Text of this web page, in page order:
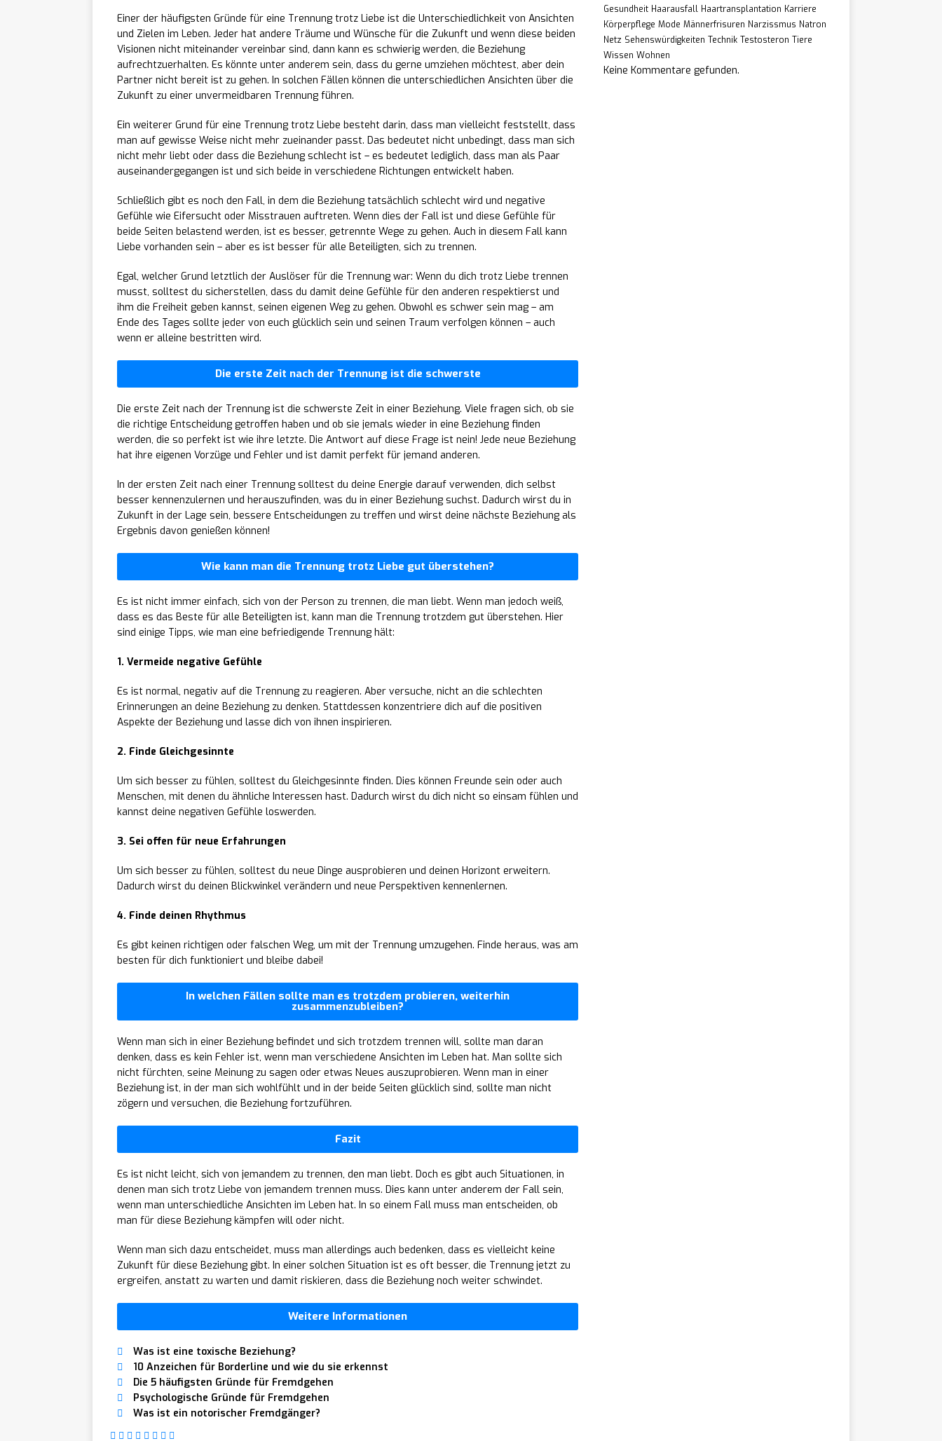
Einer der häufigsten Gründe für eine Trennung trotz Liebe ist die Unterschiedlichkeit von Ansichten
und Zielen im Leben. Jeder hat andere Träume und Wünsche für die Zukunft und wenn diese beiden
Visionen nicht miteinander vereinbar sind, dann kann es schwierig werden, die Beziehung
aufrechtzuerhalten. Es könnte unter anderem sein, dass du gerne umziehen möchtest, aber dein
Partner nicht bereit ist zu gehen. In solchen Fällen können die unterschiedlichen Ansichten über die
Zukunft zu einer unvermeidbaren Trennung führen.
Ein weiterer Grund für eine Trennung trotz Liebe besteht darin, dass man vielleicht feststellt, dass
man auf gewisse Weise nicht mehr zueinander passt. Das bedeutet nicht unbedingt, dass man sich
nicht mehr liebt oder dass die Beziehung schlecht ist – es bedeutet lediglich, dass man als Paar
auseinandergegangen ist und sich beide in verschiedene Richtungen entwickelt haben.
Schließlich gibt es noch den Fall, in dem die Beziehung tatsächlich schlecht wird und negative
Gefühle wie Eifersucht oder Misstrauen auftreten. Wenn dies der Fall ist und diese Gefühle für
beide Seiten belastend werden, ist es besser, getrennte Wege zu gehen. Auch in diesem Fall kann
Liebe vorhanden sein – aber es ist besser für alle Beteiligten, sich zu trennen.
Egal, welcher Grund letztlich der Auslöser für die Trennung war: Wenn du dich trotz Liebe trennen
musst, solltest du sicherstellen, dass du damit deine Gefühle für den anderen respektierst und
ihm die Freiheit geben kannst, seinen eigenen Weg zu gehen. Obwohl es schwer sein mag – am
Ende des Tages sollte jeder von euch glücklich sein und seinen Traum verfolgen können – auch
wenn er alleine bestritten wird.
Die erste Zeit nach der Trennung ist die schwerste
Die erste Zeit nach der Trennung ist die schwerste Zeit in einer Beziehung. Viele fragen sich, ob sie
die richtige Entscheidung getroffen haben und ob sie jemals wieder in eine Beziehung finden
werden, die so perfekt ist wie ihre letzte. Die Antwort auf diese Frage ist nein! Jede neue Beziehung
hat ihre eigenen Vorzüge und Fehler und ist damit perfekt für jemand anderen.
In der ersten Zeit nach einer Trennung solltest du deine Energie darauf verwenden, dich selbst
besser kennenzulernen und herauszufinden, was du in einer Beziehung suchst. Dadurch wirst du in
Zukunft in der Lage sein, bessere Entscheidungen zu treffen und wirst deine nächste Beziehung als
Ergebnis davon genießen können!
Wie kann man die Trennung trotz Liebe gut überstehen?
Es ist nicht immer einfach, sich von der Person zu trennen, die man liebt. Wenn man jedoch weiß,
dass es das Beste für alle Beteiligten ist, kann man die Trennung trotzdem gut überstehen. Hier
sind einige Tipps, wie man eine befriedigende Trennung hält:
1. Vermeide negative Gefühle
Es ist normal, negativ auf die Trennung zu reagieren. Aber versuche, nicht an die schlechten
Erinnerungen an deine Beziehung zu denken. Stattdessen konzentriere dich auf die positiven
Aspekte der Beziehung und lasse dich von ihnen inspirieren.
2. Finde Gleichgesinnte
Um sich besser zu fühlen, solltest du Gleichgesinnte finden. Dies können Freunde sein oder auch
Menschen, mit denen du ähnliche Interessen hast. Dadurch wirst du dich nicht so einsam fühlen und
kannst deine negativen Gefühle loswerden.
3. Sei offen für neue Erfahrungen
Um sich besser zu fühlen, solltest du neue Dinge ausprobieren und deinen Horizont erweitern.
Dadurch wirst du deinen Blickwinkel verändern und neue Perspektiven kennenlernen.
4. Finde deinen Rhythmus
Es gibt keinen richtigen oder falschen Weg, um mit der Trennung umzugehen. Finde heraus, was am
besten für dich funktioniert und bleibe dabei!
In welchen Fällen sollte man es trotzdem probieren, weiterhin
zusammenzubleiben?
Wenn man sich in einer Beziehung befindet und sich trotzdem trennen will, sollte man daran
denken, dass es kein Fehler ist, wenn man verschiedene Ansichten im Leben hat. Man sollte sich
nicht fürchten, seine Meinung zu sagen oder etwas Neues auszuprobieren. Wenn man in einer
Beziehung ist, in der man sich wohlfühlt und in der beide Seiten glücklich sind, sollte man nicht
zögern und versuchen, die Beziehung fortzuführen.
Fazit
Es ist nicht leicht, sich von jemandem zu trennen, den man liebt. Doch es gibt auch Situationen, in
denen man sich trotz Liebe von jemandem trennen muss. Dies kann unter anderem der Fall sein,
wenn man unterschiedliche Ansichten im Leben hat. In so einem Fall muss man entscheiden, ob
man für diese Beziehung kämpfen will oder nicht.
Wenn man sich dazu entscheidet, muss man allerdings auch bedenken, dass es vielleicht keine
Zukunft für diese Beziehung gibt. In einer solchen Situation ist es oft besser, die Trennung jetzt zu
ergreifen, anstatt zu warten und damit riskieren, dass die Beziehung noch weiter schwindet.
Weitere Informationen
Was ist eine toxische Beziehung?
10 Anzeichen für Borderline und wie du sie erkennst
Die 5 häufigsten Gründe für Fremdgehen
Psychologische Gründe für Fremdgehen
Was ist ein notorischer Fremdgänger?
Gesundheit Haarausfall Haartransplantation Karriere
Körperpflege Mode Männerfrisuren Narzissmus Natron
Netz Sehenswürdigkeiten Technik Testosteron Tiere
Wissen Wohnen
Keine Kommentare gefunden.